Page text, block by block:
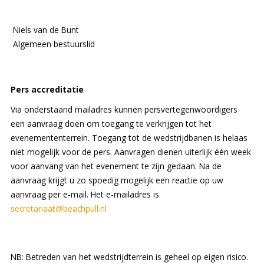
Niels van de Bunt
Algemeen bestuurslid
Pers accreditatie
Via onderstaand mailadres kunnen persvertegenwoordigers
een aanvraag doen om toegang te verkrijgen tot het
evenemententerrein. Toegang tot de wedstrijdbanen is helaas
niet mogelijk voor de pers. Aanvragen dienen uiterlijk één week
voor aanvang van het evenement te zijn gedaan. Na de
aanvraag krijgt u zo spoedig mogelijk een reactie op uw
aanvraag per e-mail. Het e-mailadres is
secretariaat@beachpull.nl
NB: Betreden van het wedstrijdterrein is geheel op eigen risico.